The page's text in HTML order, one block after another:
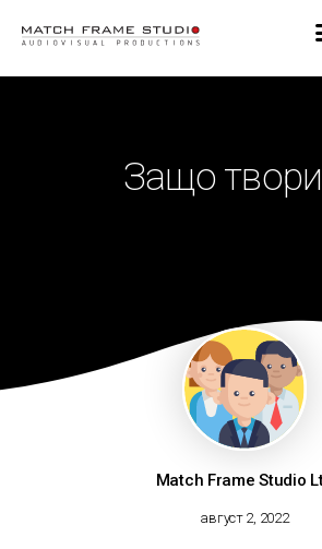
Защо
Match Frame Studio
август 2, 2022